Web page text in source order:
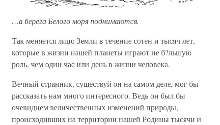
…а берега Белого моря поднимаются.
Так меняется лицо Земли в течение сотен и тысяч лет,
которые в жизни нашей планеты играют не б?льшую
роль, чем один час или день в жизни человека.
Вечный странник, существуй он на самом деле, мог бы
рассказать нам много интересного. Ведь он был бы
очевидцем величественных изменений природы,
происходивших на территории нашей Родины тысячи и